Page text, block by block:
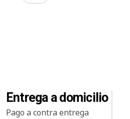
Entrega a domicilio
Pago a contra entrega